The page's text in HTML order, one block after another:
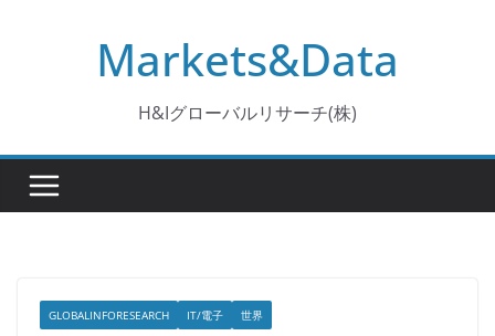
Markets&Data
H&Iグローバルリサーチ(株)
GLOBALINFORESEARCH IT/電子 世界